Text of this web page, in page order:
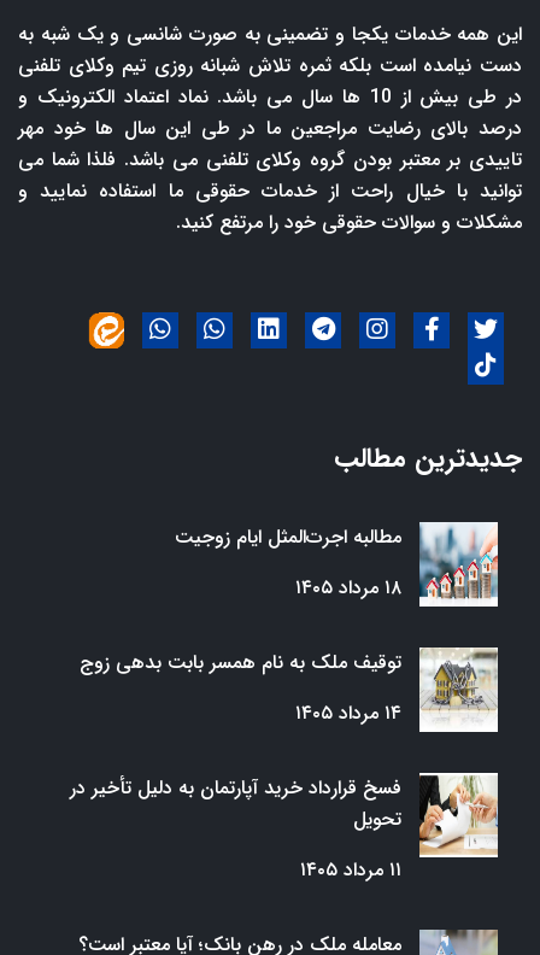
این همه خدمات یکجا و تضمینی به صورت شانسی و یک شبه به
دست نیامده است بلکه ثمره تلاش شبانه روزی تیم وکلای تلفنی
در طی بیش از 10 ها سال می باشد. نماد اعتماد الکترونیک و
درصد بالای رضایت مراجعین ما در طی این سال ها خود مهر
تاییدی بر معتبر بودن گروه وکلای تلفنی می باشد. فلذا شما می
توانید با خیال راحت از خدمات حقوقی ما استفاده نمایید و
مشکلات و سوالات حقوقی خود را مرتفع کنید.
جدیدترین مطالب
مطالبه اجرت‌المثل ایام زوجیت
۱۸ مرداد ۱۴۰۵
توقیف ملک به نام همسر بابت بدهی زوج
۱۴ مرداد ۱۴۰۵
فسخ قرارداد خرید آپارتمان به دلیل تأخیر در
تحویل
۱۱ مرداد ۱۴۰۵
معامله ملک در رهن بانک؛ آیا معتبر است؟